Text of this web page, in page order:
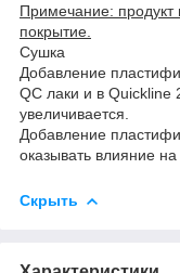
Примечание: продукт
покрытие.
Сушка
Добавление
QC лаки и в Quickline
увеличивается.
Добавление
оказывать влияние
Скрыть